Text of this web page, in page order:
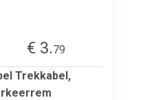
€ 3.79
Trekkabel,